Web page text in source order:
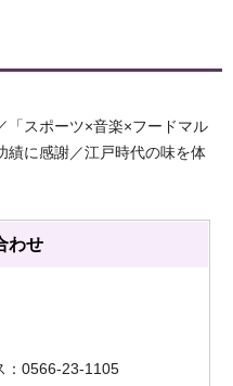
「スポーツ×音楽×フードマル
績に感謝／江戸時代の味を体
わせ
0566-23-1105